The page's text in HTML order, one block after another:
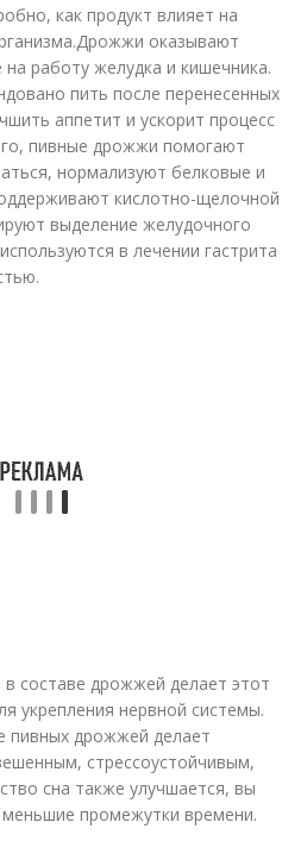
как продукт влияет на
оказывают
работу желудка и кишечника.
пить после перенесенных
аппетит и ускорит процесс
пивные дрожжи помогают
нормализуют белковые и
кислотно-щелочной
выделение желудочного
в лечении гастрита
составе дрожжей делает этот
укрепления нервной системы.
пивных дрожжей делает
стрессоустойчивым,
сна также улучшается, вы
промежутки времени.